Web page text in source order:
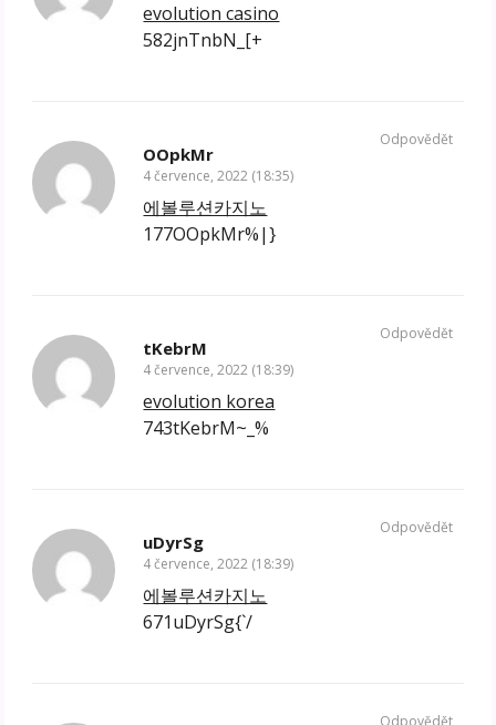
evolution casino
582jnTnbN_[+
OOpkMr
4 července, 2022 (18:35)
에볼루션카지노
177OOpkMr%|}
Odpovědět
tKebrM
4 července, 2022 (18:39)
evolution korea
743tKebrM~_%
Odpovědět
uDyrSg
4 července, 2022 (18:39)
에볼루션카지노
671uDyrSg{`/
Odpovědět